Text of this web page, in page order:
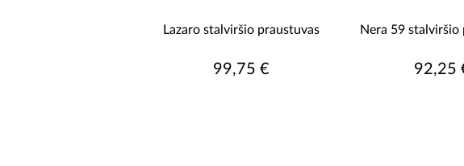
Lazaro stalviršio praustuvas
99,75 €
Nera 59 stalviršio
92,25